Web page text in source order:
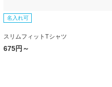
名入れ可
スリムフィットTシャツ
675円～